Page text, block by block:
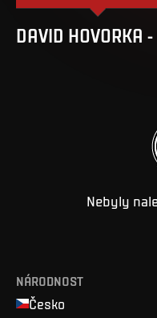
DAVID HOVORKA -
Nebyly
NÁRODNOST
Česko